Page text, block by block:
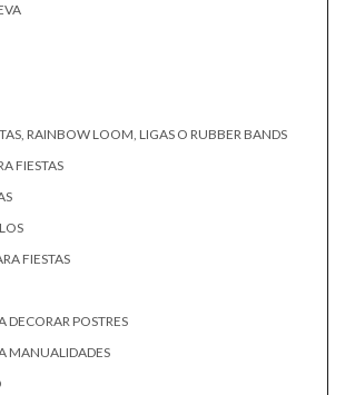
RAINBOW LOOM, LIGAS O RUBBER BANDS
FIESTAS
FIESTAS
DECORAR POSTRES
MANUALIDADES